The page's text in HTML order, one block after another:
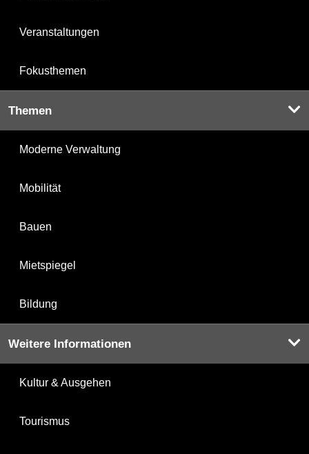
Veranstaltungen
Fokusthemen
Themen
Moderne Verwaltung
Mobilität
Bauen
Mietspiegel
Bildung
Weitere Informationen
Kultur & Ausgehen
Tourismus